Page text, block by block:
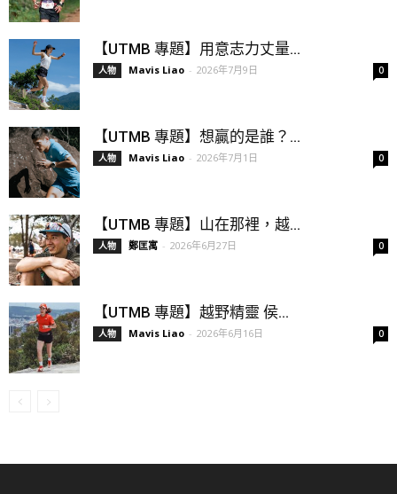
【UTMB 專題】用意志力丈量...
人物 Mavis Liao - 2026年7月9日 0
【UTMB 專題】想贏的是誰？...
人物 Mavis Liao - 2026年7月1日 0
【UTMB 專題】山在那裡，越...
人物 鄭匡寓 - 2026年6月27日 0
【UTMB 專題】越野精靈 侯...
人物 Mavis Liao - 2026年6月16日 0